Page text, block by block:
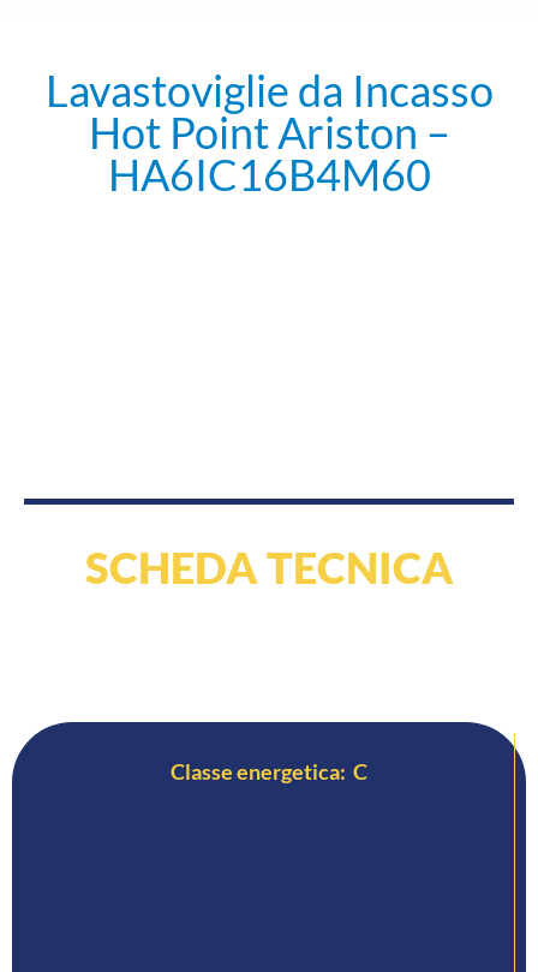
Lavastoviglie da Incasso
Hot Point Ariston –
HA6IC16B4M60
SCHEDA TECNICA
Classe energetica: C